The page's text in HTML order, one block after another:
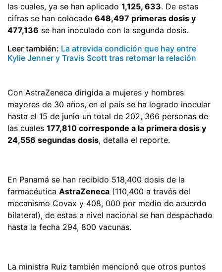
las cuales, ya se han aplicado 1,125, 633. De estas
cifras se han colocado 648,497 primeras dosis y
477,136 se han inoculado con la segunda dosis.
Leer también: La atrevida condición que hay entre
Kylie Jenner y Travis Scott tras retomar la relación
Con AstraZeneca dirigida a mujeres y hombres
mayores de 30 años, en el país se ha logrado inocular
hasta el 15 de junio un total de 202, 366 personas de
las cuales 177,810 corresponde a la primera dosis y
24,556 segundas dosis, detalla el reporte.
En Panamá se han recibido 518,400 dosis de la
farmacéutica AstraZeneca (110,400 a través del
mecanismo Covax y 408, 000 por medio de acuerdo
bilateral), de estas a nivel nacional se han despachado
hasta la fecha 294, 800 vacunas.
La ministra Ruiz también mencionó que otros puntos